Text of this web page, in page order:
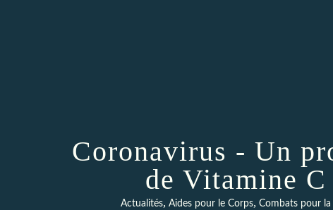
Coronavirus - Un
de Vitamine
Actualités, Aides pour le Corps, Combats pour la